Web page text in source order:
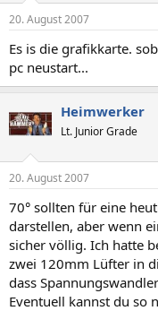
20. August 2007
Es is die grafikkarte.
pc neustart...
Heimwerker
Lt. Junior Grade
20. August 2007
70° sollten für eine
darstellen, aber wenn
sicher völlig. Ich hatte
zwei 120mm Lüfter in
dass
Eventuell kannst du so